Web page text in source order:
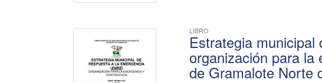
LIBRO
Estrategia
organización para la
de Gramalote Norte